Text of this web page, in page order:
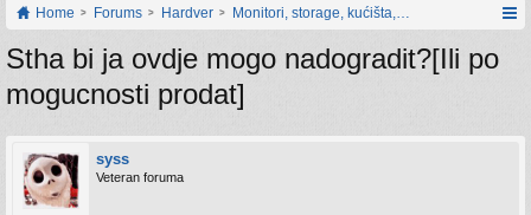
Home Forums Hardver Monitori, storage, kućišta, periferija
Stha bi ja ovdje mogo nadogradit?[Ili po
mogucnosti prodat]
syss
Veteran foruma